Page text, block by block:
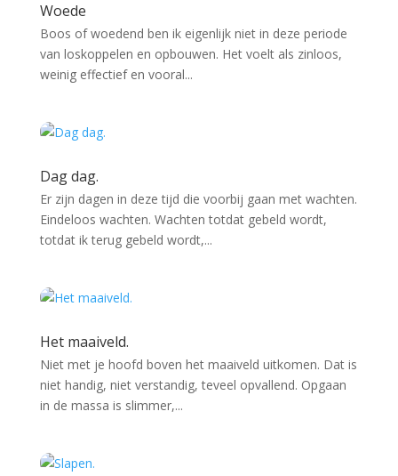
Woede
Boos of woedend ben ik eigenlijk niet in deze periode
van loskoppelen en opbouwen. Het voelt als zinloos,
weinig effectief en vooral...
Dag dag.
Er zijn dagen in deze tijd die voorbij gaan met wachten.
Eindeloos wachten. Wachten totdat gebeld wordt,
totdat ik terug gebeld wordt,...
Het maaiveld.
Niet met je hoofd boven het maaiveld uitkomen. Dat is
niet handig, niet verstandig, teveel opvallend. Opgaan
in de massa is slimmer,...